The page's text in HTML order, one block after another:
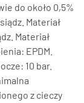
do około 0,5%
Materiał
Materiał
EPDM.
10 bar.
z cieczy